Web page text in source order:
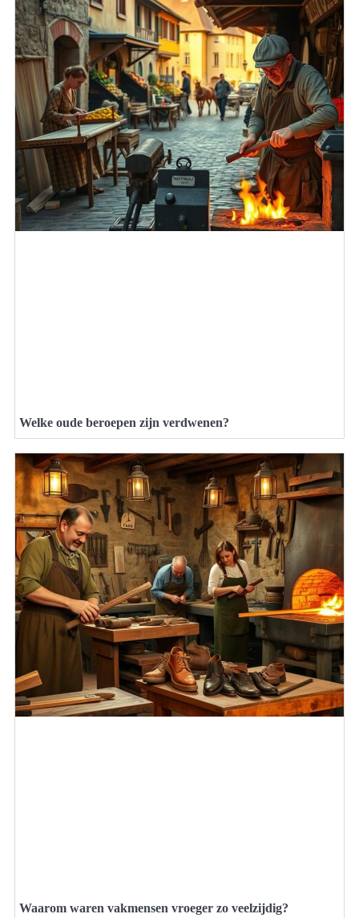
Welke oude beroepen zijn verdwenen?
Waarom waren vakmensen vroeger zo veelzijdig?